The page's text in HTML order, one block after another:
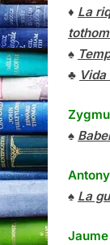
♦ La
♠
♣
♠ Babel
♠ La